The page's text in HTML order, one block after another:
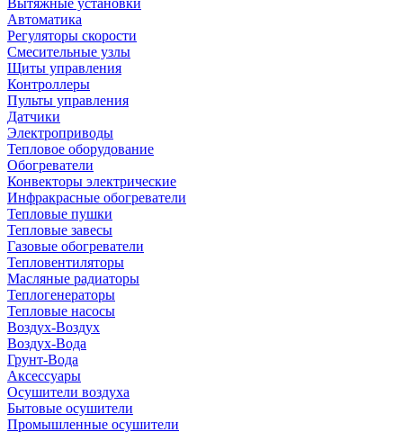
Вытяжные установки
Автоматика
Регуляторы скорости
Смесительные узлы
Щиты управления
Контроллеры
Пульты управления
Датчики
Электроприводы
Тепловое оборудование
Обогреватели
Конвекторы электрические
Инфракрасные обогреватели
Тепловые пушки
Тепловые завесы
Газовые обогреватели
Тепловентиляторы
Масляные радиаторы
Теплогенераторы
Тепловые насосы
Воздух-Воздух
Воздух-Вода
Грунт-Вода
Аксессуары
Осушители воздуха
Бытовые осушители
Промышленные осушители